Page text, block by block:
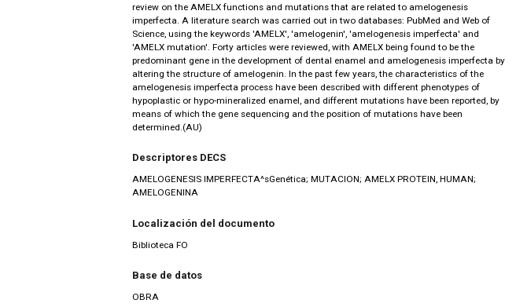
review on the AMELX functions and mutations that are related to amelogenesis
imperfecta. A literature search was carried out in two databases: PubMed and Web of
Science, using the keywords 'AMELX', 'amelogenin', 'amelogenesis imperfecta' and
'AMELX mutation'. Forty articles were reviewed, with AMELX being found to be the
predominant gene in the development of dental enamel and amelogenesis imperfecta by
altering the structure of amelogenin. In the past few years, the characteristics of the
amelogenesis imperfecta process have been described with different phenotypes of
hypoplastic or hypo-mineralized enamel, and different mutations have been reported, by
means of which the gene sequencing and the position of mutations have been
determined.(AU)
Descriptores DECS
AMELOGENESIS IMPERFECTA^sGenética; MUTACION; AMELX PROTEIN, HUMAN;
AMELOGENINA
Localización del documento
Biblioteca FO
Base de datos
OBRA